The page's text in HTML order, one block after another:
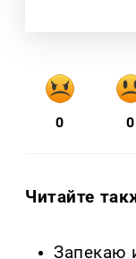
0 0
Читайте
Запекаю